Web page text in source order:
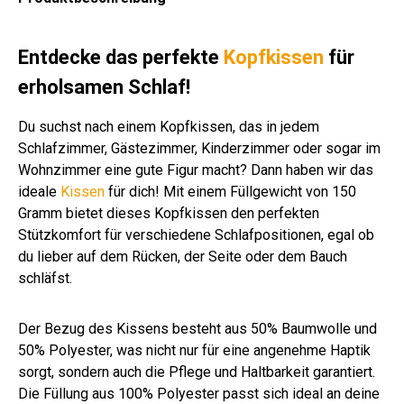
e 2
Wä
ass
e 3
ass
rm
e 2
e 2
Entdecke das perfekte Kopfkissen für
erholsamen Schlaf!
Du suchst nach einem Kopfkissen, das in jedem
Schlafzimmer, Gästezimmer, Kinderzimmer oder sogar im
Wohnzimmer eine gute Figur macht? Dann haben wir das
ideale Kissen für dich! Mit einem Füllgewicht von 150
Gramm bietet dieses Kopfkissen den perfekten
Stützkomfort für verschiedene Schlafpositionen, egal ob
du lieber auf dem Rücken, der Seite oder dem Bauch
schläfst.
Der Bezug des Kissens besteht aus 50% Baumwolle und
50% Polyester, was nicht nur für eine angenehme Haptik
sorgt, sondern auch die Pflege und Haltbarkeit garantiert.
Die Füllung aus 100% Polyester passt sich ideal an deine